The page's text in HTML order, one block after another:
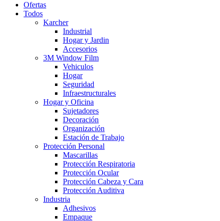
Ofertas
Todos
Karcher
Industrial
Hogar y Jardin
Accesorios
3M Window Film
Vehiculos
Hogar
Seguridad
Infraestructurales
Hogar y Oficina
Sujetadores
Decoración
Organización
Estación de Trabajo
Protección Personal
Mascarillas
Protección Respiratoria
Protección Ocular
Protección Cabeza y Cara
Protección Auditiva
Industria
Adhesivos
Empaque